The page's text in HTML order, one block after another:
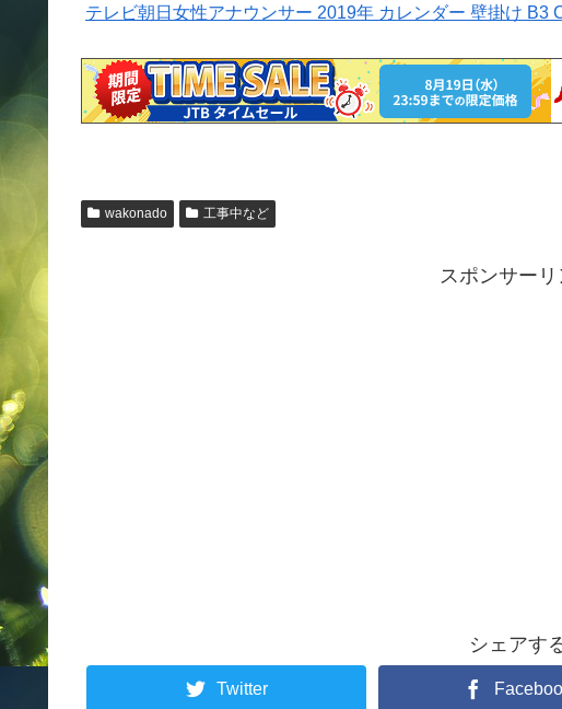
テレビ朝日女性アナウンサー 2019年 カレンダー 壁掛け B3
wakonado 工事中など
スポンサーリ
シェアす
Twitter